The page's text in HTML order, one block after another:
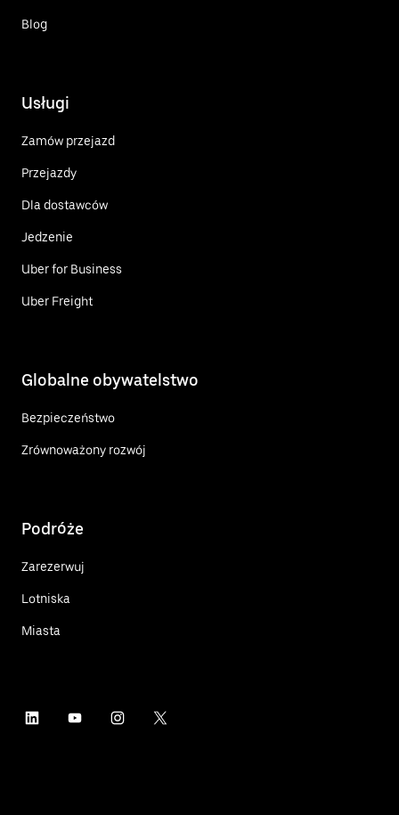
Blog
Usługi
Zamów przejazd
Przejazdy
Dla dostawców
Jedzenie
Uber for Business
Uber Freight
Globalne obywatelstwo
Bezpieczeństwo
Zrównoważony rozwój
Podróże
Zarezerwuj
Lotniska
Miasta